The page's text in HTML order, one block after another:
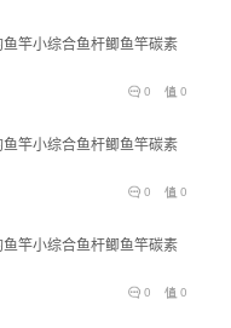
竿小综合鱼杆鲫鱼竿碳素
0
0
竿小综合鱼杆鲫鱼竿碳素
0
0
竿小综合鱼杆鲫鱼竿碳素
0
0